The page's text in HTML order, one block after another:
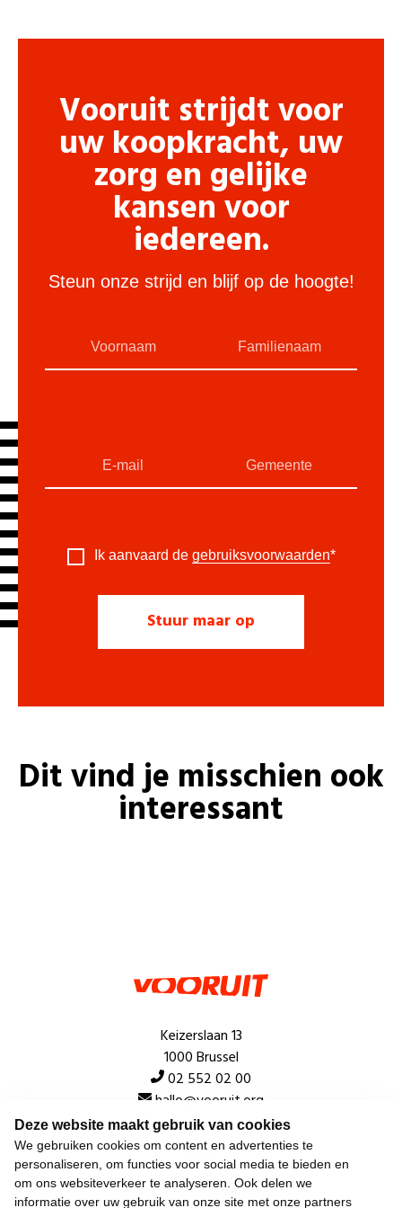
Deze website maakt gebruik van cookies
We gebruiken cookies om content en advertenties te
personaliseren, om functies voor social media te bieden en
om ons websiteverkeer te analyseren. Ook delen we
informatie over uw gebruik van onze site met onze partners
Vooruit strijdt voor
uw koopkracht, uw
zorg en gelijke
kansen voor
iedereen.
Steun onze strijd en blijf op de hoogte!
Ik aanvaard de gebruiksvoorwaarden*
Dit vind je misschien ook
interessant
Keizerslaan 13
1000 Brussel
02 552 02 00
hallo@vooruit.org
Snel
Over de beweging